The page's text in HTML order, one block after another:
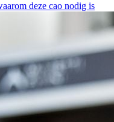
deze cao nodig is